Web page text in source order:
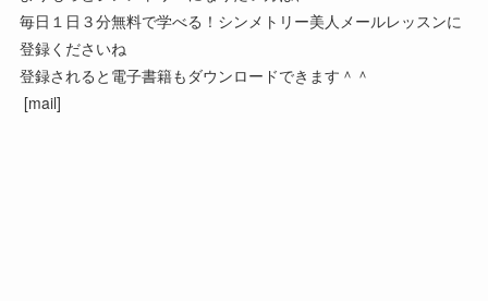
毎日１日３分無料で学べる！シンメトリー美人メールレッスンに
登録くださいね
登録されると電子書籍もダウンロードできます＾＾
[mail]